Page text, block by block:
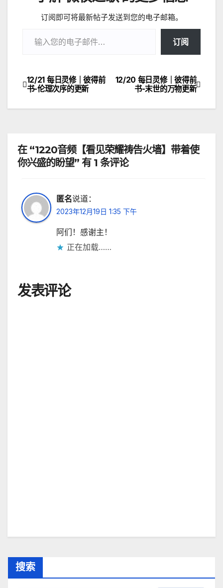
订阅即可将最新帖子发送到您的电子邮箱。
订阅
文
章
航
12/20 每日灵修｜彼得前
书-末世的万物更新
12/21 每日灵修｜彼得前
书-伦理次序的更新
在 “1220音频【看见荣耀祷告火墙】带着使
你兴盛的盼望” 有 1 条评论
匿名说道：
2023年12月19日 1:35 下午
阿们！感谢主！
正在加载……
发表评论
搜索